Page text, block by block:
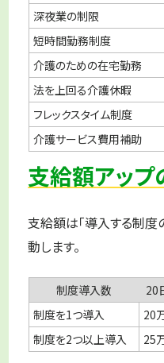
深夜業の制限
短時間勤務制度
介護のための在宅勤務
法を上回る介護休暇
フレックスタイム制度
介護サービス費用補助
支給額アップ
支給額は「導入する制度
動します。
制度導入数 20
制度を1つ導入
20
制度を2つ以上導入
25